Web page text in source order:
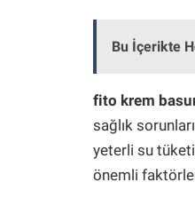
Bu İçerikte
fito krem
sağlık
yeterli su
önemli